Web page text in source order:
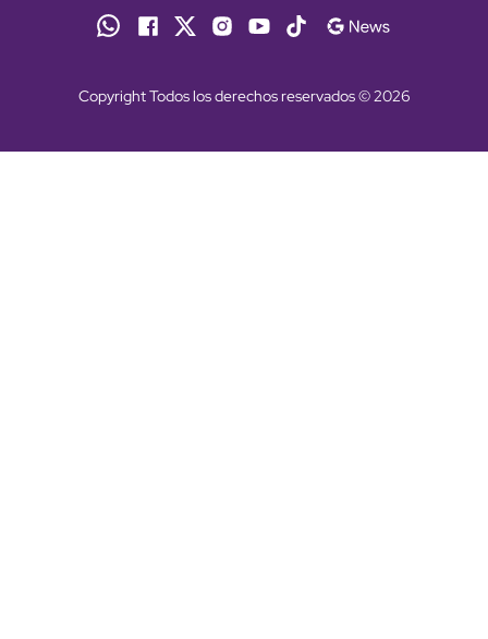
Copyright Todos los derechos reservados © 2026